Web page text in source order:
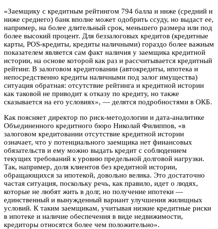
«Заемщику с кредитным рейтингом 794 балла и ниже (средний и
ниже среднего) банк вполне может одобрить ссуду, но выдаст ее,
например, на более длительный срок, меньшего размера или под
более высокий процент. Для беззалоговых кредитов (кредитные
карты, POS-кредиты, кредиты наличными) гораздо более важным
показателем является сам факт наличия у заемщика кредитной
истории, на основе которой как раз и рассчитывается кредитный
рейтинг. В залоговом кредитовании (автокредиты, ипотека и
непосредственно кредиты наличными под залог имущества)
ситуация обратная: отсутствие рейтинга и кредитной истории
как таковой не приводит к отказу по кредиту, но также
сказывается на его условиях», — делятся подробностями в ОКБ.
Как поясняет директор по риск-методологии и дата-аналитике
Объединенного кредитного бюро Николай Филиппов, «в
залоговом кредитовании отсутствие кредитной истории
означает, что у потенциального заемщика нет финансовых
обязательств и ему можно выдать кредит с соблюдением
текущих требований к уровню предельной долговой нагрузки.
Так, например, доля клиентов без кредитной истории,
обращающихся за ипотекой, довольно велика. Это достаточно
частая ситуация, поскольку речь, как правило, идет о людях,
которые не любят жить в долг, но получение ипотеки —
единственный и вынужденный вариант улучшения жилищных
условий. К таким заемщикам, учитывая низкие кредитные риски
в ипотеке и наличие обеспечения в виде недвижимости,
кредиторы относятся более чем положительно».